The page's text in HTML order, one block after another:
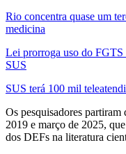
Rio concentra quase um
medicina
Lei prorroga uso do
SUS
SUS terá 100 mil
Os pesquisadores
2019 e março de 2025,
dos DEFs na literatura